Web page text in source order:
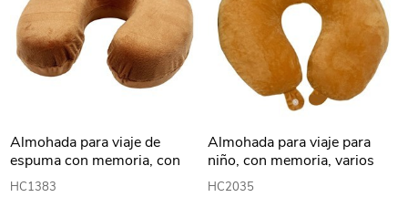
Almohada para viaje de
espuma con memoria, con
cierre, varios colores
HC1383
Almohada para viaje para
niño, con memoria, varios
colores, en bolsa
HC2035